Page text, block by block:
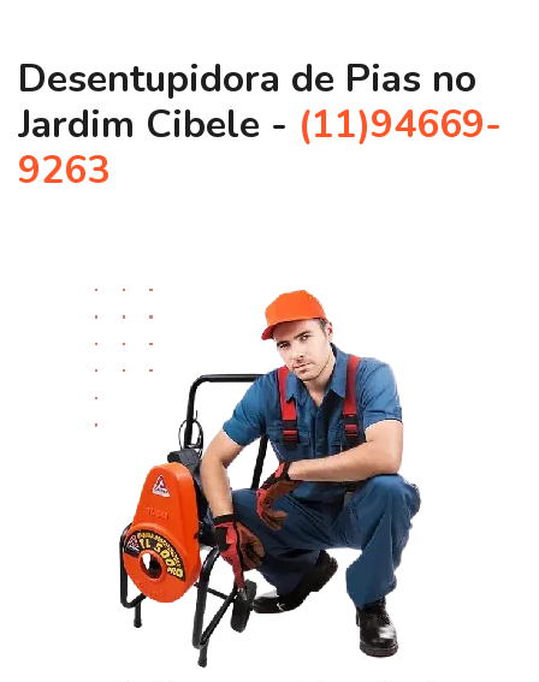
Desentupidora de Pias no
Jardim Cibele - (11)94669-
9263